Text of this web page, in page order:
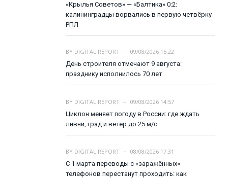
«Крылья Советов» — «Балтика» 0:2:
калининградцы ворвались в первую четвёрку
РПЛ
BY DIGITAL REPORT
09/08/2026 15:22
День строителя отмечают 9 августа:
празднику исполнилось 70 лет
BY DIGITAL REPORT
09/08/2026 14:57
Циклон меняет погоду в России: где ждать
ливни, град и ветер до 25 м/с
BY DIGITAL REPORT
08/08/2026 17:31
С 1 марта переводы с «заражённых»
телефонов перестанут проходить: как